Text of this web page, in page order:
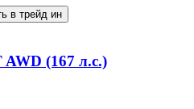
в трейд ин
(167 л.с.)